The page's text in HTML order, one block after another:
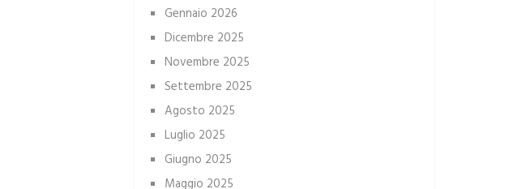
Gennaio 2026
Dicembre 2025
Novembre 2025
Settembre 2025
Agosto 2025
Luglio 2025
Giugno 2025
Maggio 2025